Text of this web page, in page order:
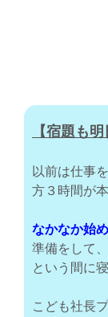
【宿題も
以前は仕事
方３時間が
なかなか始
準備をして
という間に
こども社長